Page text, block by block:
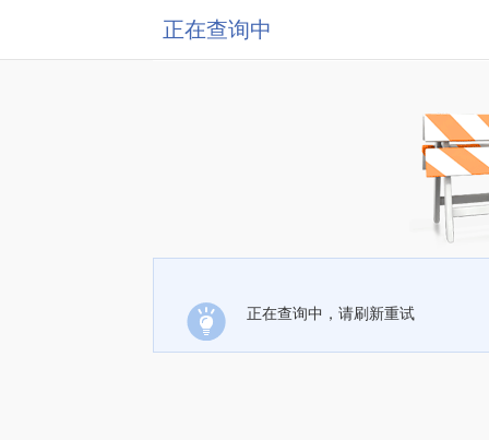
正在查询中
正在查询中，请刷新重试